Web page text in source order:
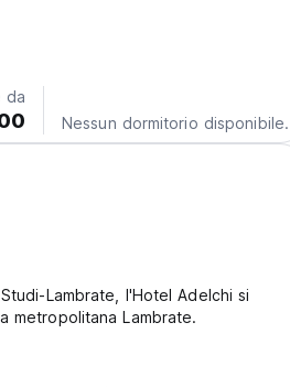
da
Nessun dormitorio disponibile.
Lambrate, l'Hotel Adelchi si
metropolitana Lambrate.